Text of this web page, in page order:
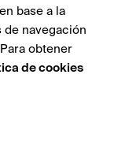
base a la
navegación
obtener
de cookies